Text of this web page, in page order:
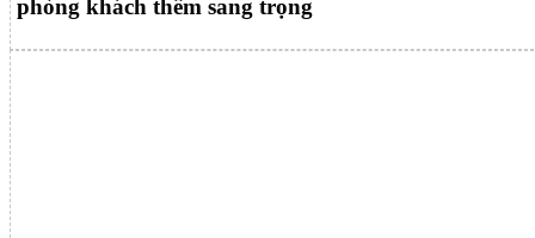
phòng khách thêm sang trọng